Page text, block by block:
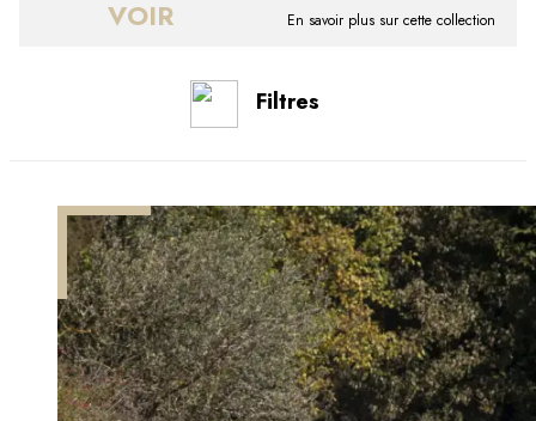
VOIR En savoir plus sur cette collection
Filtres